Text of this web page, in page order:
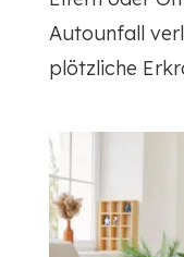
Autounfall
plötzliche